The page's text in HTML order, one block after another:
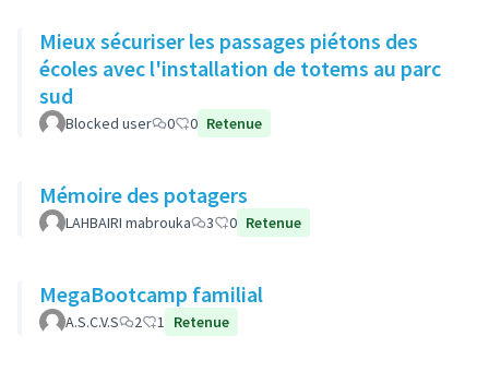
Mieux sécuriser les passages piétons des
écoles avec l'installation de totems au parc
sud
Blocked user 0 0 Retenue
Mémoire des potagers
LAHBAIRI mabrouka 3 0 Retenue
MegaBootcamp familial
A.S.C.V.S 2 1 Retenue